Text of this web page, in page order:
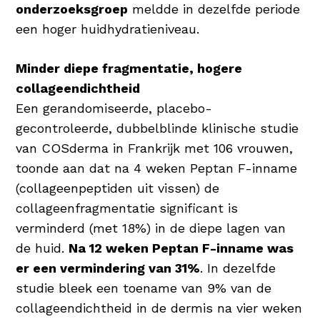
onderzoeksgroep meldde in dezelfde periode
een hoger huidhydratieniveau.
Minder diepe fragmentatie, hogere
collageendichtheid
Een gerandomiseerde, placebo-
gecontroleerde, dubbelblinde klinische studie
van COSderma in Frankrijk met 106 vrouwen,
toonde aan dat na 4 weken Peptan F-inname
(collageenpeptiden uit vissen) de
collageenfragmentatie significant is
verminderd (met 18%) in de diepe lagen van
de huid. Na 12 weken Peptan F-inname was
er een vermindering van 31%. In dezelfde
studie bleek een toename van 9% van de
collageendichtheid in de dermis na vier weken